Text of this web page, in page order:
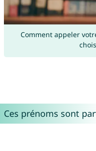
Comment appeler
Ces prénoms sont